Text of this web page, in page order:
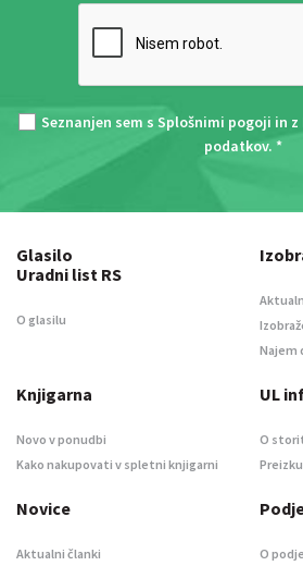
Seznanjen sem s Splošnimi pogoji in z
podatkov. *
Glasilo
Uradni list RS
O glasilu
Najem
Knjigarna
Novo v ponudbi
Kako nakupovati v spletni knjigarni
UL
O
Novice
Aktualni članki O